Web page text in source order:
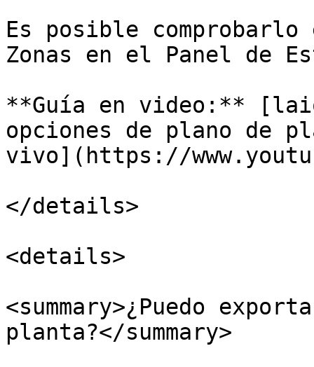
Es posible
Zonas en el Panel de
**Guía en video:**
opciones de plano de
vivo](https://
</details>
<details>
<summary>¿Puedo
planta?</summary>